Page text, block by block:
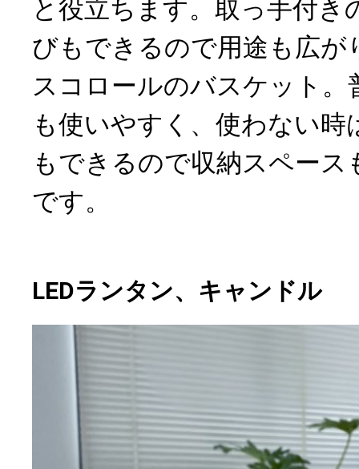
と役立ちます。取っ手付き
びもできるので用途も広が
スコロールのバスケット。
も使いやすく、使わない
もできるので収納スペー
です。
LEDランタン、キャンドル